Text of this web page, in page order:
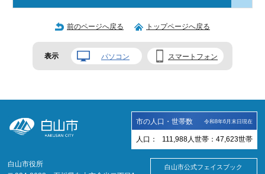
前のページへ戻る トップページへ戻る
表示 パソコン スマートフォン
市の人口・世帯数 令和8年6月末日現在
人口： 111,988 人 世帯： 47,623世帯
白山市役所
白山市公式フェイスブック